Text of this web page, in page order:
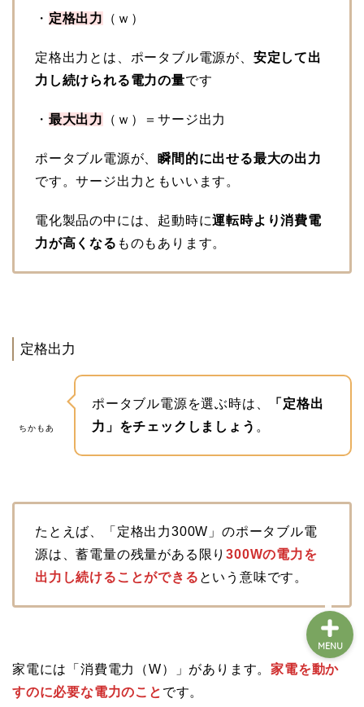
・ 定格出力 （ｗ）
定格出力とは、ポータブル電源が、 安定して出
力し続けられる電力の量です
・ 最大出力 （ｗ）＝サージ出力
ポータブル電源が、瞬間的に出せる最大の出力
です。サージ出力ともいいます。
電化製品の中には、起動時に運転時より消費電
力が高くなる ものもあります。
定格出力
ちかもあ
ポータブル電源を選ぶ時は、
「定格出
力」をチェックしましょう 。
たとえば、「定格出力300W」のポータブル電
源は、蓄電量の残量がある限り300Wの電力を
出力し続けることができる という意味です。
家電には「消費電力（W）」があります。家電を動か
すのに必要な電力のこと です。
MENU
ホーム
和歌山の車中泊スポット